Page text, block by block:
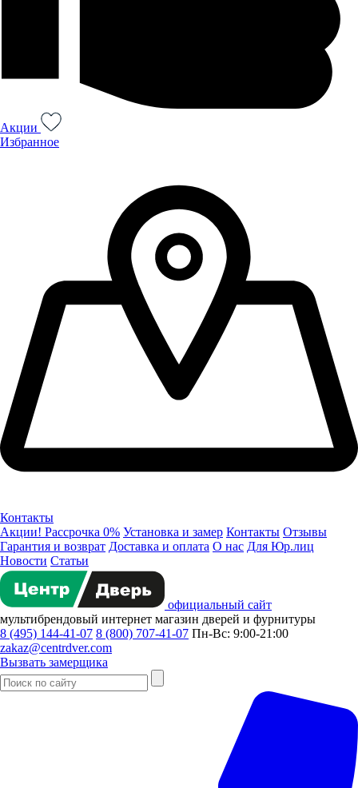
Акции
Избранное
Контакты
Акции! Рассрочка 0% Установка и замер Контакты Отзывы
Гарантия и возврат Доставка и оплата О нас Для Юр.лиц
Новости Статьи
официальный сайт
мультибрендовый интернет магазин дверей и фурнитуры
8 (495) 144-41-07 8 (800) 707-41-07 Пн-Вс: 9:00-21:00
zakaz@centrdver.com
Вызвать замерщика